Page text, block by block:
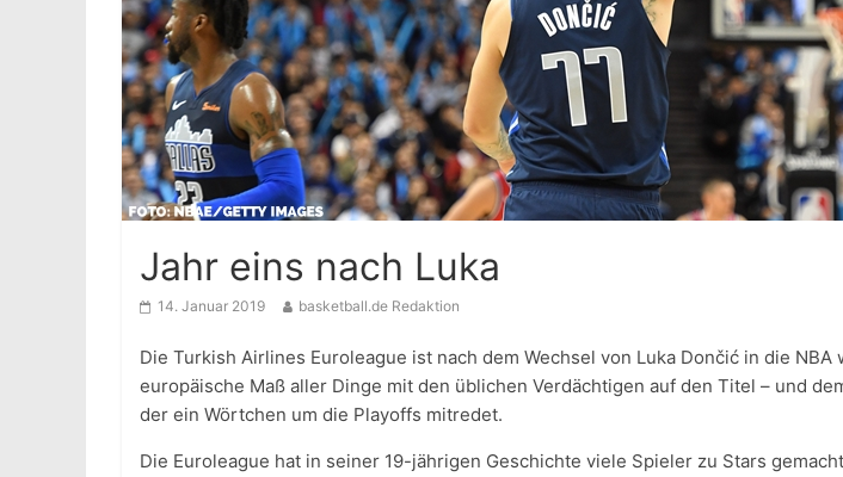
Jahr eins nach Luka
14. Januar 2019 basketball.de Redaktion
Die Turkish Airlines Euroleague ist nach dem Wechsel von Luka Dončić in die NBA
europäische Maß aller Dinge mit den üblichen Verdächtigen auf den Titel – und
der ein Wörtchen um die Playoffs mitredet.
Die Euroleague hat in seiner 19-jährigen Geschichte viele Spieler zu Stars